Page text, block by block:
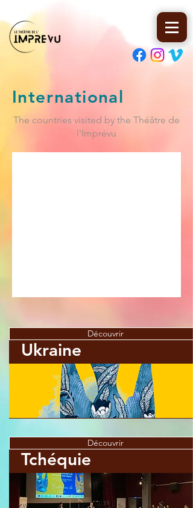
International
The countries visited by the Théâtre de
l'Imprévu
Ukraine
Découvrir
Tchéquie
Découvrir